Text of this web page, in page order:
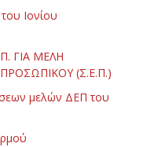
Ιονίου
ΓΙΑ ΜΕΛΗ
(Σ.Ε.Π.)
μελών ΔΕΠ του